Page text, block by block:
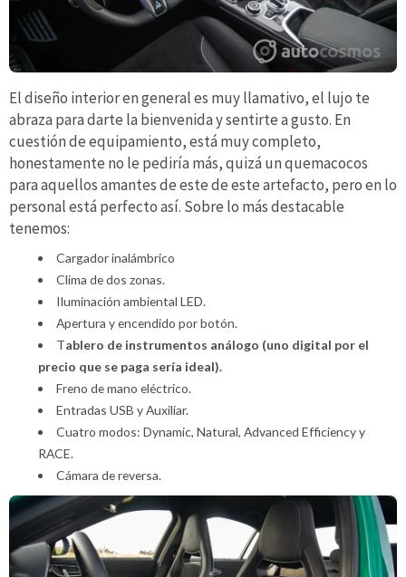
El diseño interior en general es muy llamativo, el lujo te
abraza para darte la bienvenida y sentirte a gusto. En
cuestión de equipamiento, está muy completo,
honestamente no le pediría más, quizá un quemacocos
para aquellos amantes de este de este artefacto, pero en lo
personal está perfecto así. Sobre lo más destacable
tenemos:
Cargador inalámbrico
Clima de dos zonas.
Iluminación ambiental LED.
Apertura y encendido por botón.
Tablero de instrumentos análogo (uno digital por el
precio que se paga sería ideal).
Freno de mano eléctrico.
Entradas USB y Auxiliar.
Cuatro modos: Dynamic, Natural, Advanced Efficiency y
RACE.
Cámara de reversa.